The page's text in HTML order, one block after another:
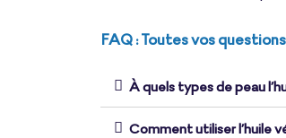
FAQ : Toutes vos
À quels types de peau
Comment utiliser l’huile